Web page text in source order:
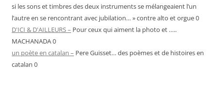
si les sons et timbres des deux instruments se mélangeaient l’un
l’autre en se rencontrant avec jubilation… » contre alto et orgue 0
D'ICI & D'AILLEURS – Pour ceux qui aiment la photo et …..
MACHANADA 0
un poète en catalan – Pere Guisset… des poèmes et de histoires en
catalan 0